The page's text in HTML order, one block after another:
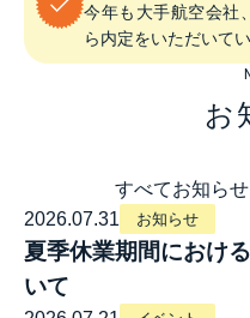
今年も大手航空会社
ら内定をいただいて
お
すべてお知らせ
2026.07.31
お知らせ
夏季休業期間におけ
いて